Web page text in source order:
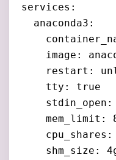
services:
  anaconda3:
image:
restart:
    tty: true
stdin_open:
mem_limit:
cpu_shares:
shm_size: